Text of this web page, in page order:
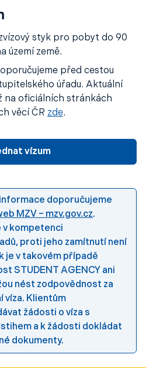
styk pro pobyt do 90
území země.
před cestou
úřadu. Aktuální
na oficiálních stránkách
věcí ČR zde.
vízum
doporučujeme
MZV – mzv.gov.cz.
v kompetenci
proti jeho zamítnutí není
je v takovém případě
STUDENT AGENCY ani
nést zodpovědnost za
víza. Klientům
žádosti o víza s
a k žádosti dokládat
dokumenty.